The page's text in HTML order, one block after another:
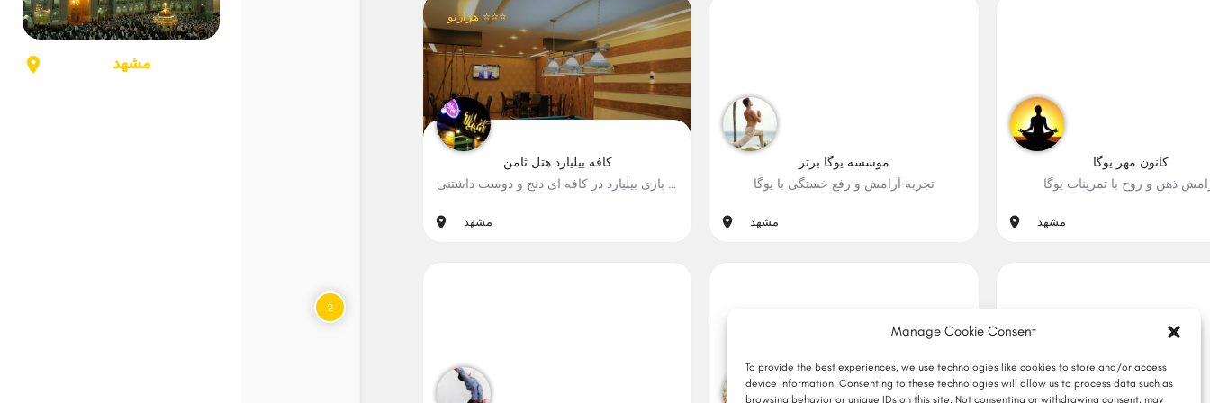
Manage Cookie Consent
To provide the best experiences, we use technologies like cookies to store and/or access
device information. Consenting to these technologies will allow us to process data such as
browsing behavior or unique IDs on this site. Not consenting or withdrawing consent, may
مشهد
کافه بیلیارد هتل ثامن
تجربه بازی بیلیارد در کافه ای دنج و دوست داشتنی
هزارتو ⭐⭐⭐
مشهد
موسسه یوگا برتر
تجربه آرامش و رفع خستگی با یوگا
مشهد
کانون مهر یوگا
ذهن و روح با تمرینات یوگا
مشهد
2